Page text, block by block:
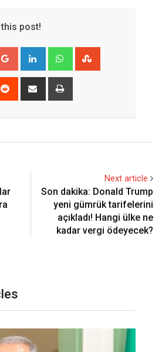
post!
Google+ LinkedIn Whatsapp
Reddit
Share
Next article
Son dakika: Donald Trump
yeni gümrük tarifelerini
açıkladı! Hangi ülke ne
kadar vergi ödeyecek?